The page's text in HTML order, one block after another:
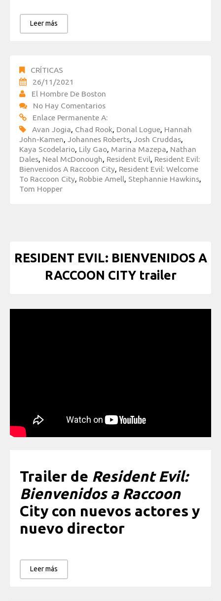
Leer más
CRÍTICAS
26/11/2021
El Hombre De Boston
No Hay Comentarios
Enlace Permanente A:
Avan Jogia, Chad Rook, Donal Logue, Hannah
John-Kamen, Johannes Roberts, Josh Cruddas,
Kaya Scodelario, Lily Gao, Marina Mazepa, Nathan
Dales, Neal McDonough, Resident Evil, Resident Evil:
Bienvenidos A Raccoon City, Resident Evil: Welcome
To Raccoon City, Robbie Amell, Stephannie Hawkins,
Tom Hopper
RESIDENT EVIL: BIENVENIDOS A
RACCOON CITY trailer
Trailer de Resident Evil:
Bienvenidos a Raccoon
City con nuevos actores y
nuevo director
Leer más